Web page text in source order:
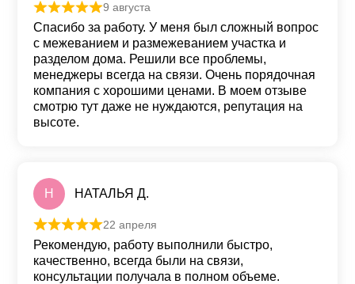
Оценка из 5
9 августа
Спасибо за работу. У меня был сложный вопрос
с межеванием и размежеванием участка и
разделом дома. Решили все проблемы,
менеджеры всегда на связи. Очень порядочная
компания с хорошими ценами. В моем отзыве
смотрю тут даже не нуждаются, репутация на
высоте.
Н НАТАЛЬЯ Д.
Оценка5 из 5
22 апреля
Рекомендую, работу выполнили быстро,
качественно, всегда были на связи,
консультации получала в полном объеме.